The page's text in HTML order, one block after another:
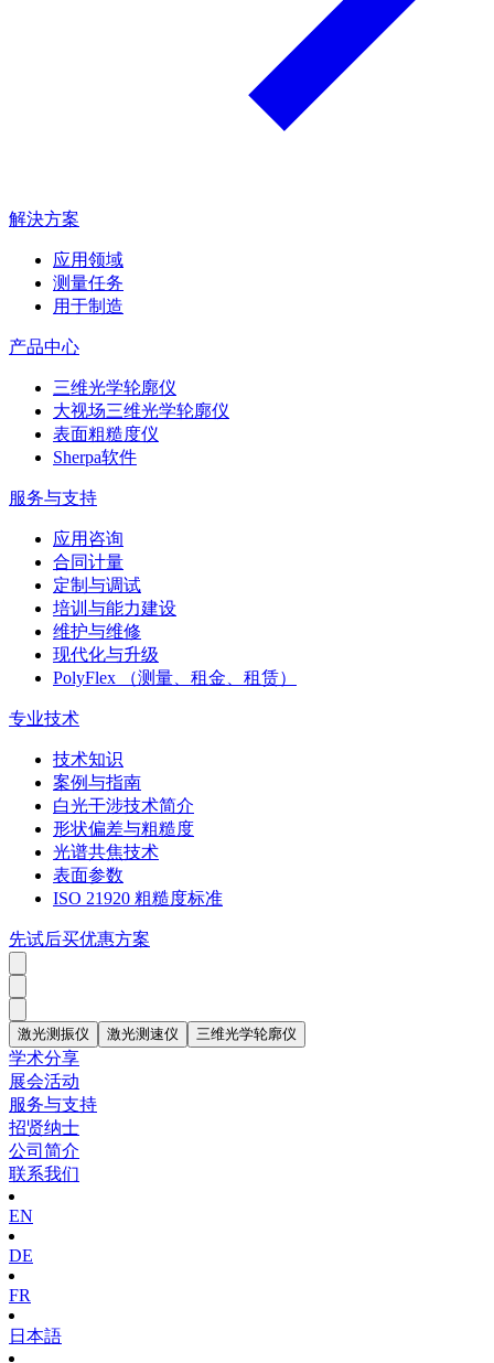
解決方案
应用领域
测量任务
用于制造
产品中心
三维光学轮廓仪
大视场三维光学轮廓仪
表面粗糙度仪
Sherpa软件
服务与支持
应用咨询
合同计量
定制与调试
培训与能力建设
维护与维修
现代化与升级
PolyFlex （测量、租金、租赁）
专业技术
技术知识
案例与指南
白光干涉技术简介
形状偏差与粗糙度
光谱共焦技术
表面参数
ISO 21920 粗糙度标准
先试后买优惠方案
激光测振仪 激光测速仪 三维光学轮廓仪
学术分享
展会活动
服务与支持
招贤纳士
公司简介
联系我们
EN
DE
FR
日本語